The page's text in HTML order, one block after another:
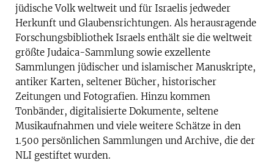
jüdische Volk weltweit und für Israelis jedweder
Herkunft und Glaubensrichtungen. Als herausragende
Forschungsbibliothek Israels enthält sie die weltweit
größte Judaica-Sammlung sowie exzellente
Sammlungen jüdischer und islamischer Manuskripte,
antiker Karten, seltener Bücher, historischer
Zeitungen und Fotografien. Hinzu kommen
Tonbänder, digitalisierte Dokumente, seltene
Musikaufnahmen und viele weitere Schätze in den
1.500 persönlichen Sammlungen und Archive, die der
NLI gestiftet wurden.